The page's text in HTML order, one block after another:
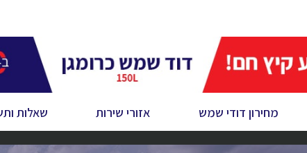
מחירון דודי שמש אזורי שירות שאלות